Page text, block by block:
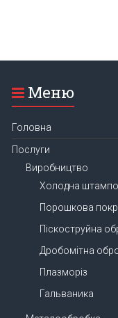
Меню
Головна
Послуги
Виробництво
Холодна
Порошкова
Піскоструйна
Дробомітна
Плазморіз
Гальваника